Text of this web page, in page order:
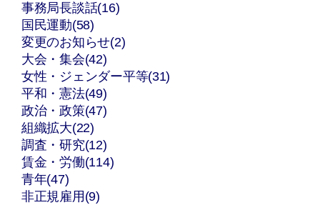
事務局長談話(16)
国民運動(58)
変更のお知らせ(2)
大会・集会(42)
女性・ジェンダー平等(31)
平和・憲法(49)
政治・政策(47)
組織拡大(22)
調査・研究(12)
賃金・労働(114)
青年(47)
非正規雇用(9)